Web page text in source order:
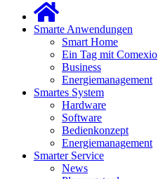
Smarte Anwendungen
Smart Home
Ein Tag mit Comexio
Business
Energiemanagement
Smartes System
Hardware
Software
Bedienkonzept
Energiemanagement
Smarter Service
News